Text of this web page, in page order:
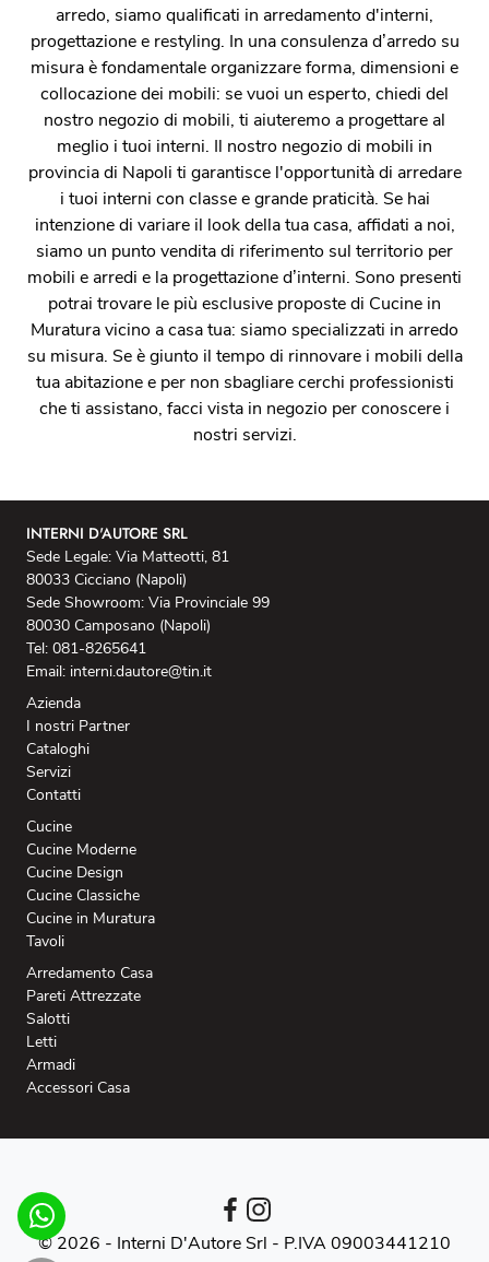
arredo, siamo qualificati in arredamento d'interni,
progettazione e restyling. In una consulenza d’arredo su
misura è fondamentale organizzare forma, dimensioni e
collocazione dei mobili: se vuoi un esperto, chiedi del
nostro negozio di mobili, ti aiuteremo a progettare al
meglio i tuoi interni. Il nostro negozio di mobili in
provincia di Napoli ti garantisce l'opportunità di arredare
i tuoi interni con classe e grande praticità. Se hai
intenzione di variare il look della tua casa, affidati a noi,
siamo un punto vendita di riferimento sul territorio per
mobili e arredi e la progettazione d’interni. Sono presenti
potrai trovare le più esclusive proposte di Cucine in
Muratura vicino a casa tua: siamo specializzati in arredo
su misura. Se è giunto il tempo di rinnovare i mobili della
tua abitazione e per non sbagliare cerchi professionisti
che ti assistano, facci vista in negozio per conoscere i
nostri servizi.
INTERNI D'AUTORE SRL
Sede Legale: Via Matteotti, 81
80033 Cicciano (Napoli)
Sede Showroom: Via Provinciale 99
80030 Camposano (Napoli)
Tel: 081-8265641
Email: interni.dautore@tin.it
Azienda
I nostri Partner
Cataloghi
Servizi
Contatti
Cucine
Cucine Moderne
Cucine Design
Cucine Classiche
Cucine in Muratura
Tavoli
Arredamento Casa
Pareti Attrezzate
Salotti
Letti
Armadi
Accessori Casa
© 2026 - Interni D'Autore Srl - P.IVA 09003441210